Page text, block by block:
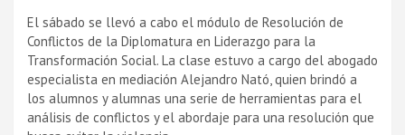
El sábado se llevó a cabo el módulo de Resolución de
Conflictos de la Diplomatura en Liderazgo para la
Transformación Social. La clase estuvo a cargo del abogado
especialista en mediación Alejandro Nató, quien brindó a
los alumnos y alumnas una serie de herramientas para el
análisis de conflictos y el abordaje para una resolución que